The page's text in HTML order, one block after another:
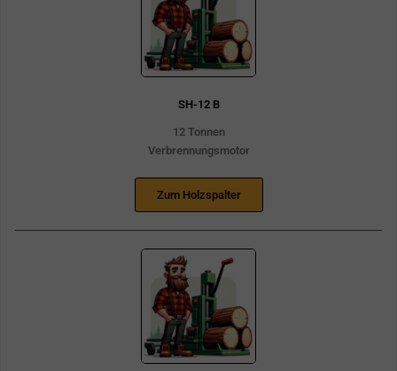
SH-12 B
12 Tonnen
Verbrennungsmotor
Zum Holzspalter